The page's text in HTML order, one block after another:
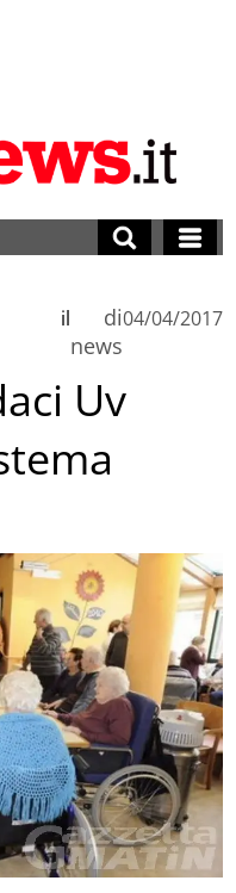
di
news
il 04/04/2017
Uv